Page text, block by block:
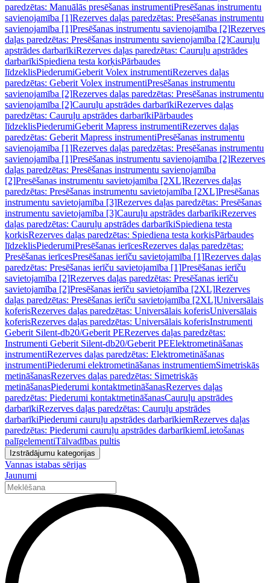
paredzētas: Manuālās presēšanas instrumentiPresēšanas instrumentu
savienojamība [1]Rezerves daļas paredzētas: Presēšanas instrumentu
savienojamība [1]Presēšanas instrumentu savienojamība [2]Rezerves
daļas paredzētas: Presēšanas instrumentu savienojamība [2]Cauruļu
apstrādes darbarīkiRezerves daļas paredzētas: Cauruļu apstrādes
darbarīkiSpiediena testa korķisPārbaudes
līdzeklisPiederumiGeberit Volex instrumentiRezerves daļas
paredzētas: Geberit Volex instrumentiPresēšanas instrumentu
savienojamība [2]Rezerves daļas paredzētas: Presēšanas instrumentu
savienojamība [2]Cauruļu apstrādes darbarīkiRezerves daļas
paredzētas: Cauruļu apstrādes darbarīkiPārbaudes
līdzeklisPiederumiGeberit Mapress instrumentiRezerves daļas
paredzētas: Geberit Mapress instrumentiPresēšanas instrumentu
savienojamība [1]Rezerves daļas paredzētas: Presēšanas instrumentu
savienojamība [1]Presēšanas instrumentu savienojamība [2]Rezerves
daļas paredzētas: Presēšanas instrumentu savienojamība
[2]Presēšanas instrumentu savietojamība [2XL]Rezerves daļas
paredzētas: Presēšanas instrumentu savietojamība [2XL]Presēšanas
instrumentu savietojamība [3]Rezerves daļas paredzētas: Presēšanas
instrumentu savietojamība [3]Cauruļu apstrādes darbarīkiRezerves
daļas paredzētas: Cauruļu apstrādes darbarīkiSpiediena testa
korķisRezerves daļas paredzētas: Spiediena testa korķisPārbaudes
līdzeklisPiederumiPresēšanas ierīcesRezerves daļas paredzētas:
Presēšanas ierīcesPresēšanas ierīču savietojamība [1]Rezerves daļas
paredzētas: Presēšanas ierīču savietojamība [1]Presēšanas ierīču
savietojamība [2]Rezerves daļas paredzētas: Presēšanas ierīču
savietojamība [2]Presēšanas ierīču savietojamība [2XL]Rezerves
daļas paredzētas: Presēšanas ierīču savietojamība [2XL]Universālais
koferisRezerves daļas paredzētas: Universālais koferisUniversālais
koferisRezerves daļas paredzētas: Universālais koferisInstrumenti
Geberit Silent-db20/Geberit PERezerves daļas paredzētas:
Instrumenti Geberit Silent-db20/Geberit PEElektrometināšanas
instrumentiRezerves daļas paredzētas: Elektrometināšanas
instrumentiPiederumi elektrometināšanas instrumentiemSimetriskās
metināšanasRezerves daļas paredzētas: Simetriskās
metināšanasPiederumi kontaktmetināšanasRezerves daļas
paredzētas: Piederumi kontaktmetināšanasCauruļu apstrādes
darbarīkiRezerves daļas paredzētas: Cauruļu apstrādes
darbarīkiPiederumi cauruļu apstrādes darbarīkiemRezerves daļas
paredzētas: Piederumi cauruļu apstrādes darbarīkiemLietošanas
palīgelementiTālvadības pultis
Izstrādājumu kategorijas
Vannas istabas sērijas
Jaunumi